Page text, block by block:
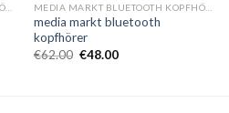
media markt bluetooth
kopfhörer
€62.00 €48.00